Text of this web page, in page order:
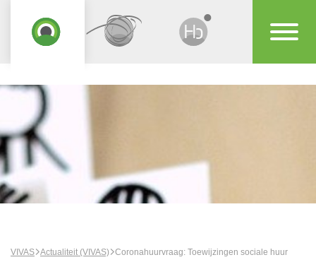
VIVAS Actualiteit (VIVAS) Coronahuurvraag: Toewijzingen sociale huur